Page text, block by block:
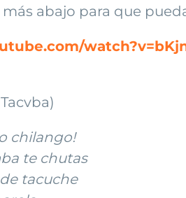
abajo para que
chilango!
te chutas
tacuche